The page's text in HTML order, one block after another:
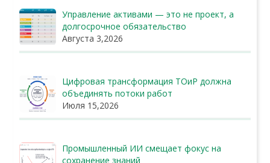
Управление активами — это не проект, а
долгосрочное обязательство
Августа 3,2026
Цифровая трансформация ТОиР должна
объединять потоки работ
Июля 15,2026
Промышленный ИИ смещает фокус на
сохранение знаний